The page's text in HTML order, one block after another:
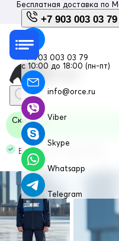
Бесплатная доставка по
+7 903 003 03 79
+7 903 003 03 79
с 10:00 до 18:00 (пн-пт)
info@orce.ru
Viber
Skype
Whatsapp
Telegram
Скидка
В наличии Код: 370TS